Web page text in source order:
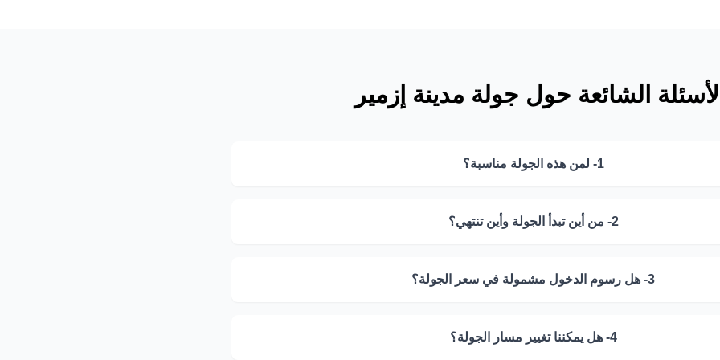
الشائعة حول جولة مدينة إزمير
1- لمن هذه الجولة مناسبة؟
2- من أين تبدأ الجولة وأين تنتهي؟
3- هل رسوم الدخول مشمولة في سعر الجولة؟
4- هل يمكننا تغيير مسار الجولة؟